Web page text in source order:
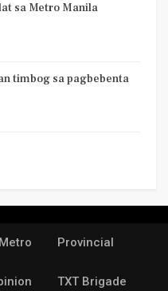
sa Metro Manila
timbog sa pagbebenta
Metro Provincial
TXT Brigade